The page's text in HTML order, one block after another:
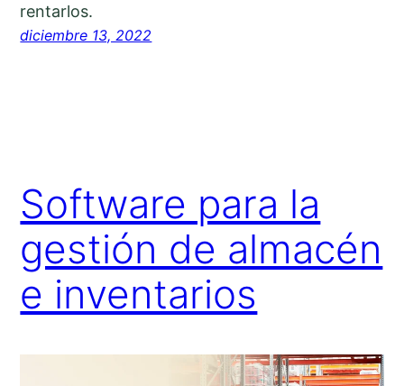
rentarlos.
diciembre 13, 2022
Software para la
gestión de almacén
e inventarios